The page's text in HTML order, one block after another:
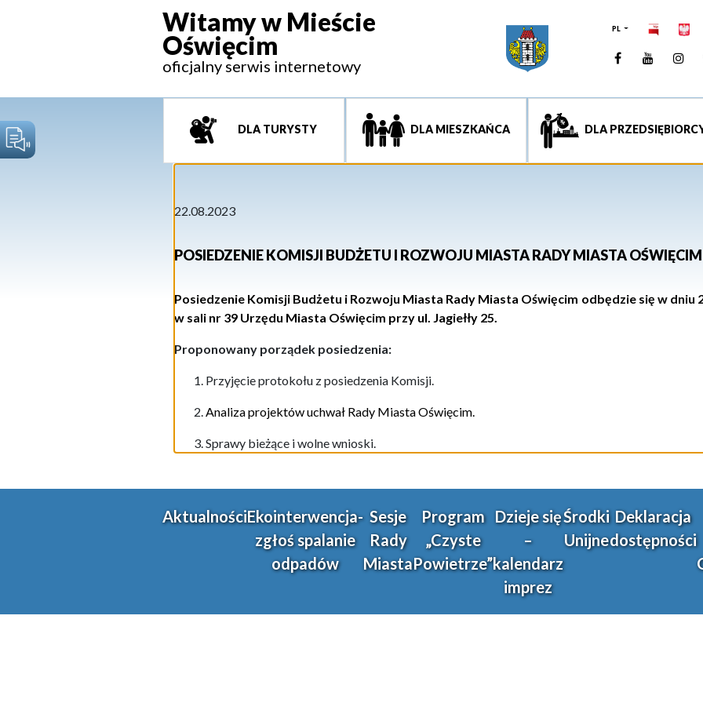
Witamy w Mieście
Oświęcim
oficjalny serwis internetowy
PL
Facebook
DLA TURYSTY DLA MIESZKAŃCA DLA
22.08.2023
POSIEDZENIE KOMISJI BUDŻETU I ROZWOJU MIASTA RADY MIASTA OŚWIĘCIM
Posiedzenie Komisji Budżetu i Rozwoju Miasta Rady Miasta Oświęcim odbędzie się w dniu
w sali nr 39 Urzędu Miasta Oświęcim przy ul. Jagiełły 25.
Proponowany porządek posiedzenia:
Przyjęcie protokołu z posiedzenia Komisji.
Analiza projektów uchwał Rady Miasta Oświęcim.
Sprawy bieżące i wolne wnioski.
AktualnościEkointerwencja-
zgłoś spalanie
odpadów
Sesje
Rady
Miasta
Program
„Czyste
Powietrze”
Dzieje się
–
kalendarz
imprez
Środki
Unijne
Deklaracja
dostępności